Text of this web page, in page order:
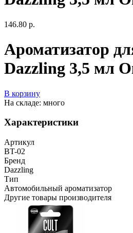
146.80 р.
Ароматизатор
Dazzling 3,5 мл
В корзину
На складе: много
Характеристики
Артикул
BT-02
Бренд
Dazzling
Тип
Автомобильный ароматизатор
Другие товары производителя